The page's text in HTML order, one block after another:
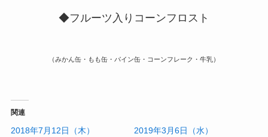
◆フルーツ入りコーンフロスト
（みかん缶・もも缶・パイン缶・コーンフレーク・牛乳）
関連
2018年7月12日（木） 2019年3月6日（水）